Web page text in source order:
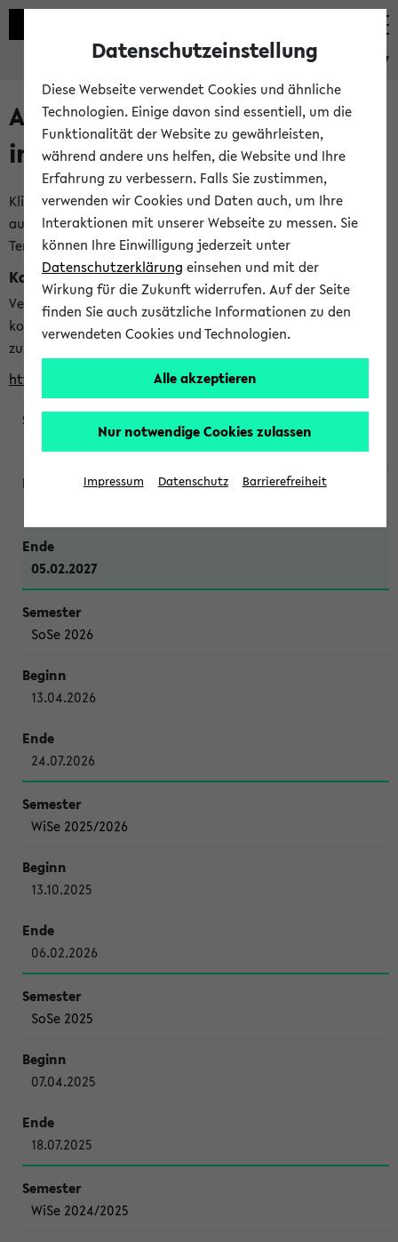
eKVV
Alle veröffentlichten Semester
im eKVV
Klicken Sie auf das Semester, welches Sie für Ihre Sitzung
auswählen möchten. Bitte beachten Sie auch die weiteren
Termine imKalender der Lehrplanung
Kalenderintegration
Verwenden Sie die folgende Adresse, um mit einer
kompatiblen Kalenderanwendung auf die Vorlesungszeiten
zuzugreifen (nähere Informationen
finden Sie hier
https://ekvv.uni-bielefeld.de/ws/calendar?vz
WiSe 2026/2027
05.02.2027
SoSe 2026
13.04.2026
24.07.2026
WiSe 2025/2026
13.10.2025
06.02.2026
SoSe 2025
07.04.2025
18.07.2025
WiSe 2024/2025
Datenschutzeinstellung
Diese Webseite verwendet Cookies und ähnliche
Technologien. Einige davon sind essentiell, um die
Funktionalität der Website zu gewährleisten,
während andere uns helfen, die Website und Ihre
Erfahrung zu verbessern. Falls Sie zustimmen,
verwenden wir Cookies und Daten auch, um Ihre
Interaktionen mit unserer Webseite zu messen. Sie
können Ihre Einwilligung jederzeit unter
Datenschutzerklärung einsehen und mit der
Wirkung für die Zukunft widerrufen. Auf der Seite
finden Sie auch zusätzliche Informationen zu den
verwendeten Cookies und Technologien.
Alle akzeptieren
Nur notwendige Cookies zulassen
Impressum Datenschutz Barrierefreiheit